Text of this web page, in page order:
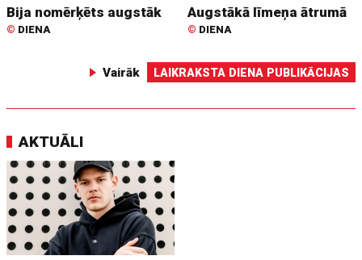
Bija nomērķēts augstāk
© DIENA
Augstākā līmeņa ātrumā
© DIENA
Vairāk LAIKRAKSTA DIENA PUBLIKĀCIJAS
AKTUĀLI